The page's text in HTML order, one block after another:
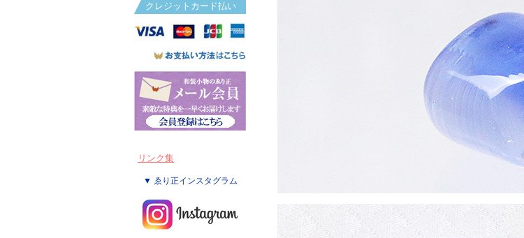
クレジットカード払い
リンク集
▼ ゑり正インスタグラム